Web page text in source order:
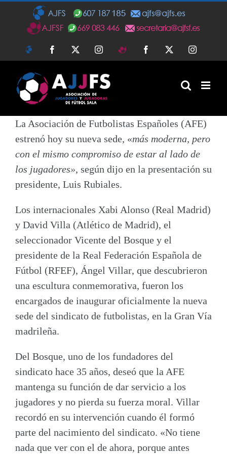
contenido
AJFS FacebookTwitterInstagram
AJFSF FacebookTwitterInstagram
La Asociación de Futbolistas Españoles (AFE)
estrenó hoy su nueva sede, «más moderna, pero
con el mismo compromiso de estar al lado de
los jugadores», según dijo en la presentación su
presidente, Luis Rubiales.
Los internacionales Xabi Alonso (Real Madrid)
y David Villa (Atlético de Madrid), el
seleccionador Vicente del Bosque y el
presidente de la Real Federación Española de
Fútbol (RFEF), Ángel Villar, que descubrieron
una escultura conmemorativa, fueron los
encargados de inaugurar oficialmente la nueva
sede del sindicato de futbolistas, en la Gran Vía
madrileña.
Del Bosque, uno de los fundadores del
sindicato hace 35 años, deseó que la AFE
mantenga su función de dar servicio a los
jugadores y no pierda su fuerza moral. Villar
recordó en su intervención cuando él formó
parte del nacimiento del sindicato. «No tiene
nada que ver con el de ahora, porque antes